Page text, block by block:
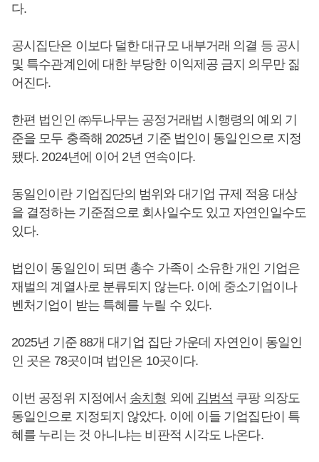
다.
공시집단은 이보다 덜한 대규모 내부거래 의결 등 공시
및 특수관계인에 대한 부당한 이익제공 금지 의무만 짊
어진다.
한편 법인인 ㈜두나무는 공정거래법 시행령의 예외 기
준을 모두 충족해 2025년 기준 법인이 동일인으로 지정
됐다. 2024년에 이어 2년 연속이다.
동일인이란 기업집단의 범위와 대기업 규제 적용 대상
을 결정하는 기준점으로 회사일수도 있고 자연인일수도
있다.
법인이 동일인이 되면 총수 가족이 소유한 개인 기업은
재벌의 계열사로 분류되지 않는다. 이에 중소기업이나
벤처기업이 받는 특혜를 누릴 수 있다.
2025년 기준 88개 대기업 집단 가운데 자연인이 동일인
인 곳은 78곳이며 법인은 10곳이다.
이번 공정위 지정에서 송치형 외에 김범석 쿠팡 의장도
동일인으로 지정되지 않았다. 이에 이들 기업집단이 특
혜를 누리는 것 아니냐는 비판적 시각도 나온다.